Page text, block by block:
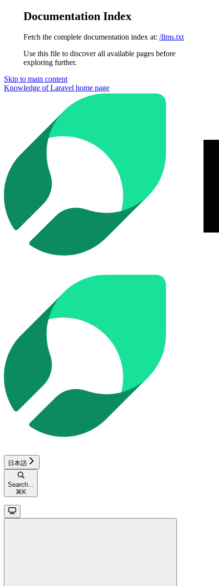
Documentation Index
Fetch the complete documentation index at: /llms.txt
Use this file to discover all available pages before
exploring further.
Skip to main content
Knowledge of Laravel home page
日本語
Search...
⌘ K